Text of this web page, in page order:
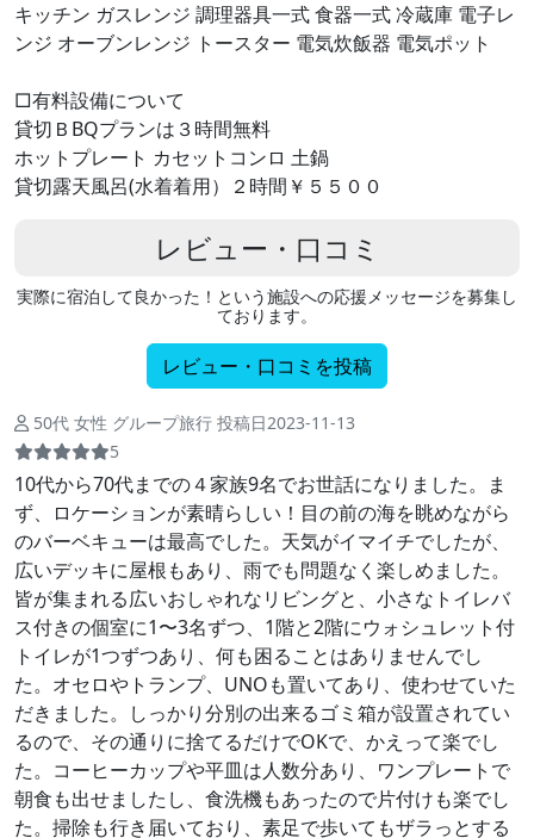
キッチン ガスレンジ 調理器具一式 食器一式 冷蔵庫 電子レ
ンジ オーブンレンジ トースター 電気炊飯器 電気ポット
□有料設備について
貸切ＢBQプランは３時間無料
ホットプレート カセットコンロ 土鍋
貸切露天風呂(水着着用）２時間￥５５００
レビュー・口コミ
実際に宿泊して良かった！という施設への応援メッセージを募集し
ております。
レビュー・口コミを投稿
50代 女性 グループ旅行 投稿日2023-11-13
5
10代から70代までの４家族9名でお世話になりました。ま
ず、ロケーションが素晴らしい！目の前の海を眺めながら
のバーベキューは最高でした。天気がイマイチでしたが、
広いデッキに屋根もあり、雨でも問題なく楽しめました。
皆が集まれる広いおしゃれなリビングと、小さなトイレバ
ス付きの個室に1〜3名ずつ、1階と2階にウォシュレット付
トイレが1つずつあり、何も困ることはありませんでし
た。オセロやトランプ、UNOも置いてあり、使わせていた
だきました。しっかり分別の出来るゴミ箱が設置されてい
るので、その通りに捨てるだけでOKで、かえって楽でし
た。コーヒーカップや平皿は人数分あり、ワンプレートで
朝食も出せましたし、食洗機もあったので片付けも楽でし
た。掃除も行き届いており、素足で歩いてもザラっとする